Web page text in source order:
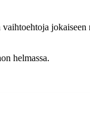
helmassa.